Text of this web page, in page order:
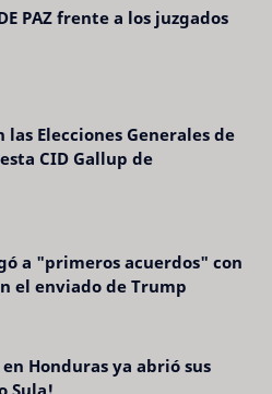
DE PAZ frente a los juzgados
Elecciones Generales de
CID Gallup de
a "primeros acuerdos" con
el enviado de Trump
Honduras ya abrió sus